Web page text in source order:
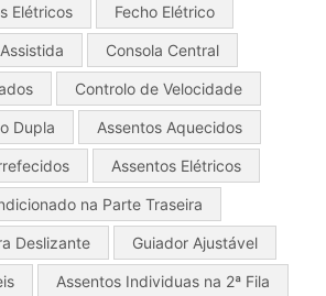
Elétricos Fecho Elétrico
Consola Central
Controlo de Velocidade
Dupla Assentos Aquecidos
Assentos Elétricos
na Parte Traseira
Deslizante Guiador Ajustável
Assentos Individuas na 2ª Fila